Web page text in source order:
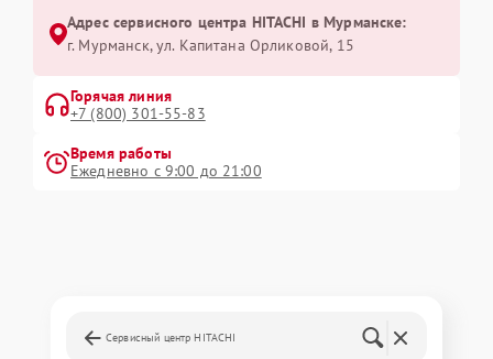
Адрес сервисного центра HITACHI в Мурманске:
г. Мурманск, ул. Капитана Орликовой, 15
Горячая линия
+7 (800) 301-55-83
Время работы
Ежедневно с 9:00 до 21:00
Сервисный центр HITACHI